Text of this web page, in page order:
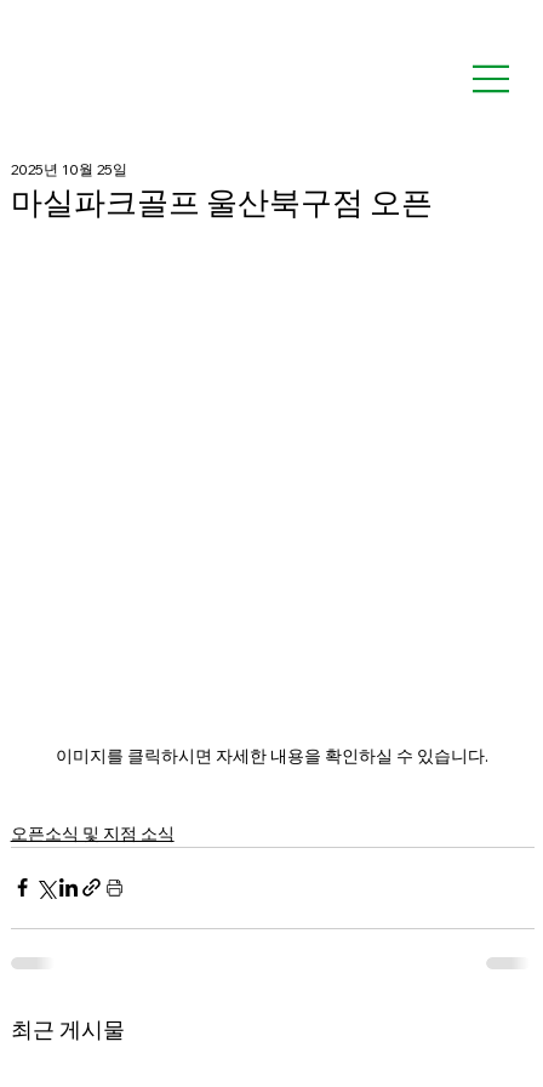
마실파크골프 울산북구점 오픈
2025년 10월 25일
이미지를 클릭하시면 자세한 내용을 확인하실 수 있습니다.
오픈소식 및 지점 소식
최근 게시물